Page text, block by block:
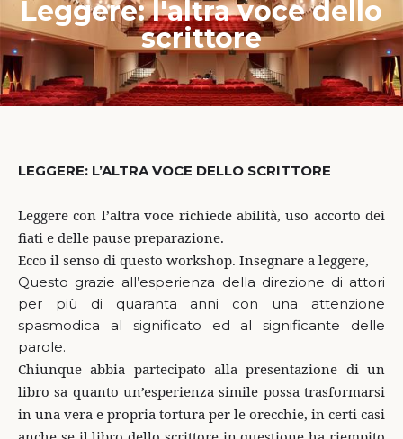
Leggere: l'altra voce dello
scrittore
LEGGERE: L’ALTRA VOCE DELLO SCRITTORE
Leggere con l’altra voce richiede abilità, uso accorto dei
fiati e delle pause preparazione.
Ecco il senso di questo workshop. Insegnare a leggere,
Questo grazie all’esperienza della direzione di attori
per più di quaranta anni con una attenzione
spasmodica al significato ed al significante delle
parole.
Chiunque abbia partecipato alla presentazione di un
libro sa quanto un’esperienza simile possa trasformarsi
in una vera e propria tortura per le orecchie, in certi casi